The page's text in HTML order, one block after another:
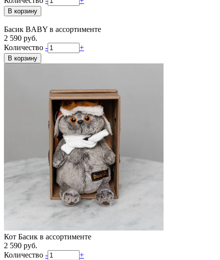
Басик BABY в ассортименте
2 590 руб.
Количество - +
Кот Басик в ассортименте
2 590 руб.
Количество - +